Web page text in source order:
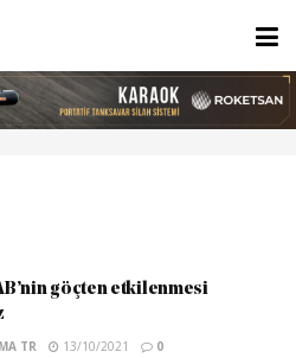
göçten etkilenmesi
TR 13/10/2021 0